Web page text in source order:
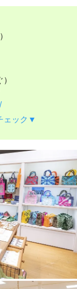
再度お問い合わ
らお電話でご連
ります。
店 上大岡駅 7F
6F催事場
フィコ 展示ホー
ェック▼